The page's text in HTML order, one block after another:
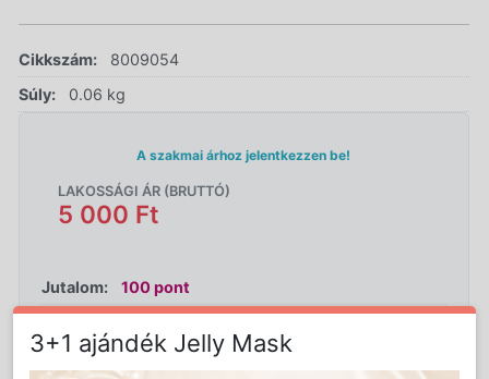
Cikkszám:
8009054
Súly:
0.06 kg
A szakmai árhoz jelentkezzen be!
LAKOSSÁGI ÁR (BRUTTÓ)
5 000 Ft
Jutalom: 100 pont
Kedvencnek jelöl
3+1 ajándék Jelly Mask